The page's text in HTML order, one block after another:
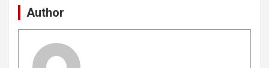
Author